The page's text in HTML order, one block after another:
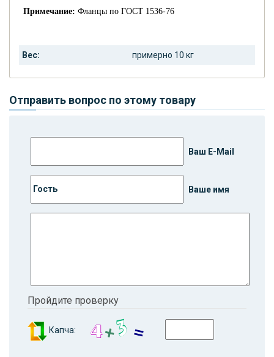
Примечание: Фланцы по ГОСТ 1536-76
Вес: примерно 10 кг
Отправить вопрос по этому товару
Ваш E-Mail
Ваше имя
Пройдите проверку
Капча: